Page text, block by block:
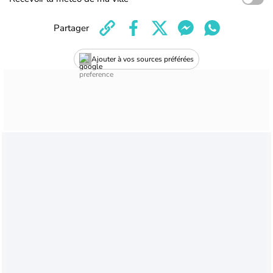
Ajouter à vos sources préférées
Partager